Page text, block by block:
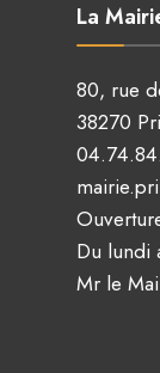
La
80, rue
38270
Du lundi
Mr le